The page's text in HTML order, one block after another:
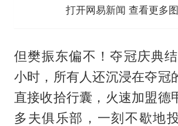
打开网易新闻 查看更多
但樊振东偏不！夺冠庆典
小时，所有人还沉浸在夺冠
直接收拾行囊，火速加盟德
多夫俱乐部，一刻不歇地